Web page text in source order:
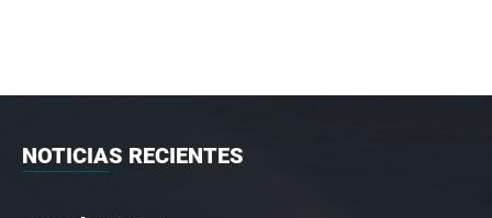
NOTICIAS RECIENTES